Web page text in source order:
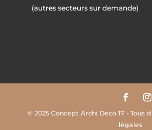
(autres secteurs sur demande)
© 2025 Concept Archi Deco 17 - Tous
légales